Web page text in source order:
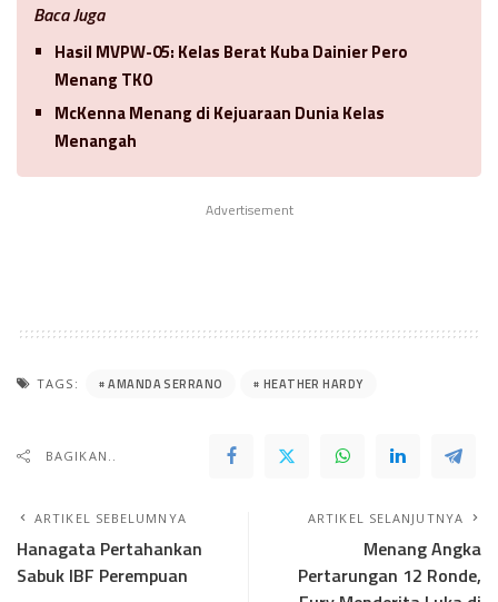
Baca Juga
Hasil MVPW-05: Kelas Berat Kuba Dainier Pero
Menang TKO
McKenna Menang di Kejuaraan Dunia Kelas
Menangah
Advertisement
TAGS: AMANDA SERRANO HEATHER HARDY
BAGIKAN..
ARTIKEL SEBELUMNYA
Hanagata Pertahankan
Sabuk IBF Perempuan
ARTIKEL SELANJUTNYA
Menang Angka
Pertarungan 12 Ronde,